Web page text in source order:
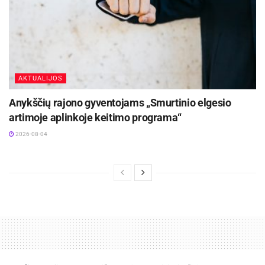
gamintojo žadėtų 20-ies tarnaus tik 10 metų. Bet
kuriuo atveju, reikėtų dėmesį kreipti ne į darbų
metu esančią temperatūrą, bet ir į tai ar nėra
įšalusi konstrukcija”, – įspėja D. Kalibatas.
Specialistas primena, kad tiek vasarą, tiek žiemą
visas statybines medžiagas reikėtų laikyti pagal
atsižvelgti ne tik į žinias, bet ir į darbų
„Nesilaikant esminių taisyklių, pasekmės gali
AKTUALIJOS
Anykščių rajono gyventojams „Smurtinio elgesio
artimoje aplinkoje keitimo programa“
2026-08-04